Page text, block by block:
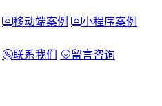
移动端案例
小程序案例
联系我们 留言咨询